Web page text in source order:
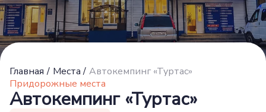
Главная / Места / Автокемпинг «Туртас»
Придорожные места
Автокемпинг «Туртас»